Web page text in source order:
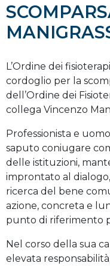
L’Ordine dei
cordoglio per la
dell’Ordine dei
collega Vincenzo
Professionista e
saputo coniugare
delle istituzioni,
improntato al
ricerca del bene
azione, concreta e
punto di riferimento
Nel corso della sua
elevata